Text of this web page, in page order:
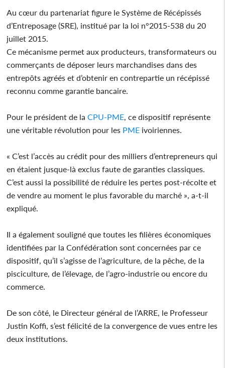
Au cœur du partenariat figure le Système de Récépissés
d’Entreposage (SRE), institué par la loi n°2015-538 du 20
juillet 2015.
Ce mécanisme permet aux producteurs, transformateurs ou
commerçants de déposer leurs marchandises dans des
entrepôts agréés et d’obtenir en contrepartie un récépissé
reconnu comme garantie bancaire.
Pour le président de laCPU-PME , ce dispositif représente
une véritable révolution pour les PME ivoiriennes.
« C’est l’accès au crédit pour des milliers d’entrepreneurs qui
en étaient jusque-là exclus faute de garanties classiques.
C’est aussi la possibilité de réduire les pertes post-récolte et
de vendre au moment le plus favorable du marché », a-t-il
expliqué.
Il a également souligné que toutes les filières économiques
identifiées par la Confédération sont concernées par ce
dispositif, qu’il s’agisse de l’agriculture, de la pêche, de la
pisciculture, de l’élevage, de l’agro-industrie ou encore du
commerce.
De son côté, le Directeur général de l’ARRE, le Professeur
Justin Koffi, s’est félicité de la convergence de vues entre les
deux institutions.